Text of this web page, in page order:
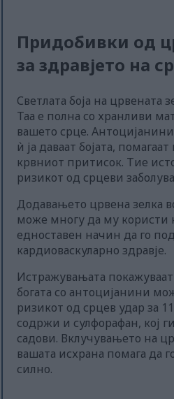
Придобивки од
за здравјето на
Светлата боја на црвената
Таа е полна со хранливи
вашето срце.
ѝ ја даваат бојата,
крвниот притисок. Тие
ризикот од срцеви
Додавањето црвена зелка
може многу да му користи
едноставен начин да го
кардиоваскуларно здравје.
Истражувањата
богата со антоцијанини
ризикот од срцев удар за
содржи и сулфорафан, кој
садови. Вклучувањето на
вашата исхрана помага да
силно.